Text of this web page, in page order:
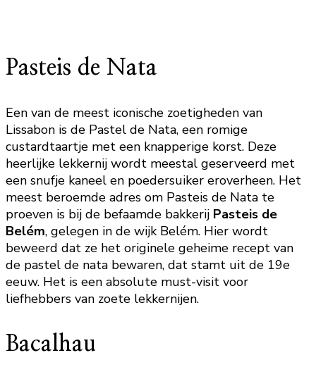
Pasteis de Nata
Een van de meest iconische zoetigheden van
Lissabon is de Pastel de Nata, een romige
custardtaartje met een knapperige korst. Deze
heerlijke lekkernij wordt meestal geserveerd met
een snufje kaneel en poedersuiker eroverheen. Het
meest beroemde adres om Pasteis de Nata te
proeven is bij de befaamde bakkerij Pasteis de
Belém, gelegen in de wijk Belém. Hier wordt
beweerd dat ze het originele geheime recept van
de pastel de nata bewaren, dat stamt uit de 19e
eeuw. Het is een absolute must-visit voor
liefhebbers van zoete lekkernijen.
Bacalhau